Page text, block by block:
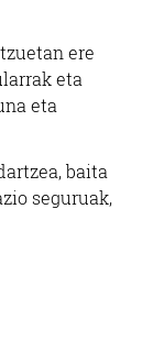
ere
eta
eta
baita
seguruak,